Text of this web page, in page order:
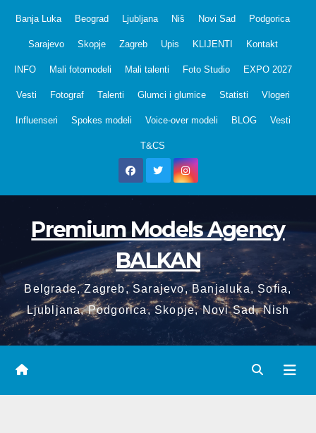
Banja Luka Beograd Ljubljana Niš Novi Sad Podgorica
Sarajevo Skopje Zagreb Upis KLIJENTI Kontakt
INFO Mali fotomodeli Mali talenti Foto Studio EXPO 2027
Vesti Fotograf Talenti Glumci i glumice Statisti Vlogeri
Influenseri Spokes modeli Voice-over modeli BLOG Vesti
T&CS
Premium Models Agency
BALKAN
Belgrade, Zagreb, Sarajevo, Banjaluka, Sofia,
Ljubljana, Podgorica, Skopje, Novi Sad, Nish